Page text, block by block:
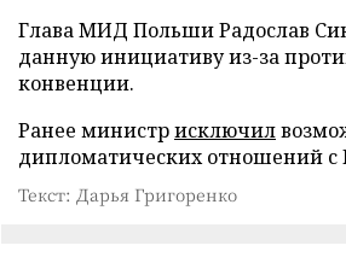
Глава МИД Польши Радослав
данную инициативу из-за
конвенции.
Ранее министрисключил
дипломатических отношений с
Текст: Дарья Григоренко